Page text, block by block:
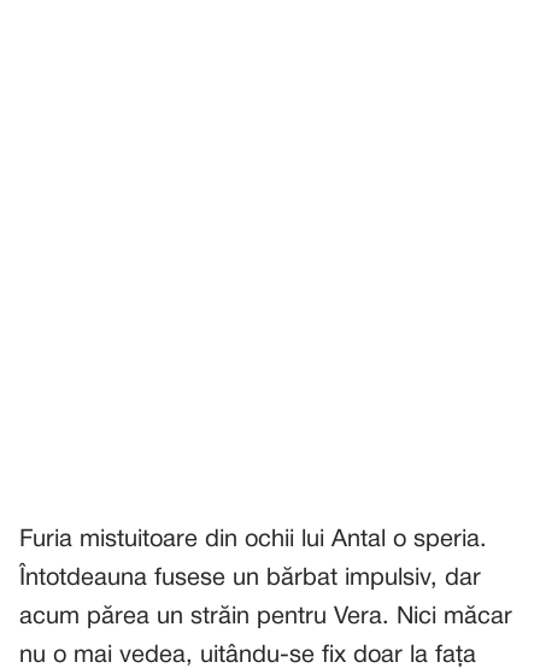
Furia mistuitoare din ochii lui Antal o speria.
Întotdeauna fusese un bărbat impulsiv, dar
acum părea un străin pentru Vera. Nici măcar
nu o mai vedea, uitându-se fix doar la fața